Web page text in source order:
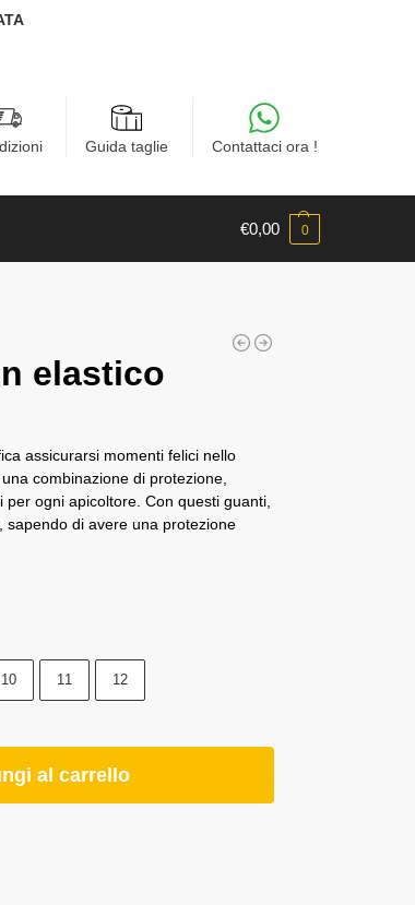
Guida taglie Contattaci ora !
€0,00 0
elastico
assicurarsi momenti felici nello
combinazione di protezione,
ogni apicoltore. Con questi guanti,
sapendo di avere una protezione
10 11 12
al carrello